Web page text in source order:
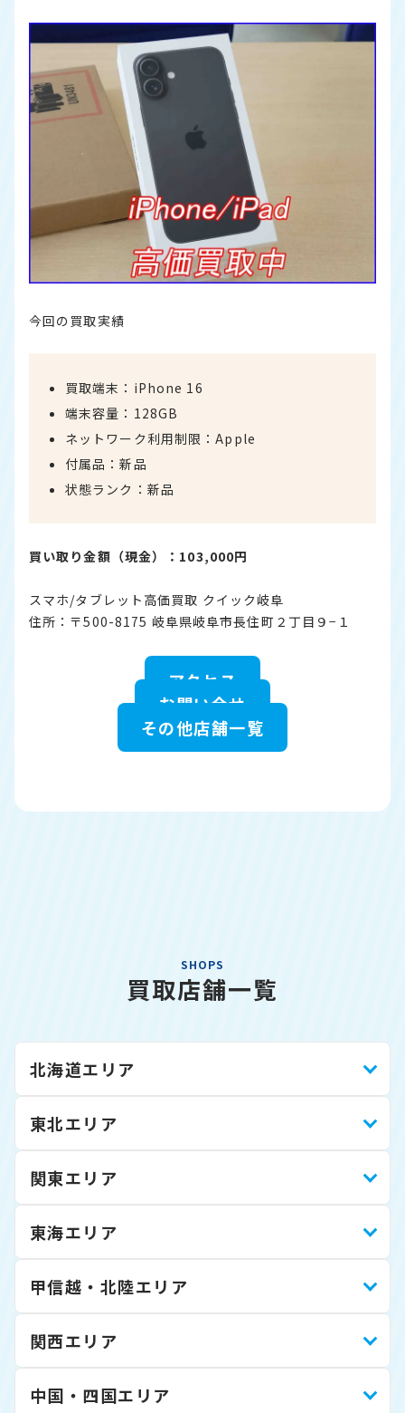
今回の買取実績
買取端末：iPhone 16
端末容量：128GB
ネットワーク利用制限：Apple
付属品：新品
状態ランク：新品
買い取り金額（現金）：103,000円
スマホ/タブレット高価買取 クイック岐阜
住所：〒500-8175 岐阜県岐阜市長住町２丁目９−１
アクセス
お問い合せ
その他店舗一覧
SHOPS
買取店舗一覧
北海道エリア
東北エリア
関東エリア
東海エリア
甲信越・北陸エリア
関西エリア
中国・四国エリア